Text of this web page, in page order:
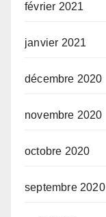
février 2021
janvier 2021
décembre 2020
novembre 2020
octobre 2020
septembre 2020